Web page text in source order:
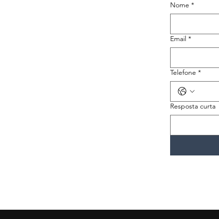
Nome *
Email *
Telefone *
Resposta curta